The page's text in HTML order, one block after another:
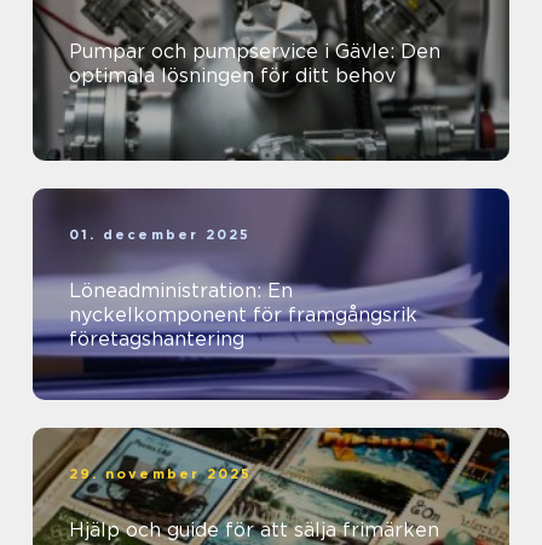
Pumpar och pumpservice i Gävle: Den
optimala lösningen för ditt behov
01. december 2025
Löneadministration: En
nyckelkomponent för framgångsrik
företagshantering
29. november 2025
Hjälp och guide för att sälja frimärken